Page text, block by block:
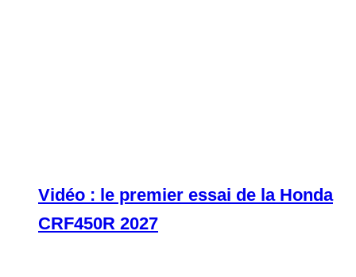
Vidéo : le premier essai de la Honda
CRF450R 2027